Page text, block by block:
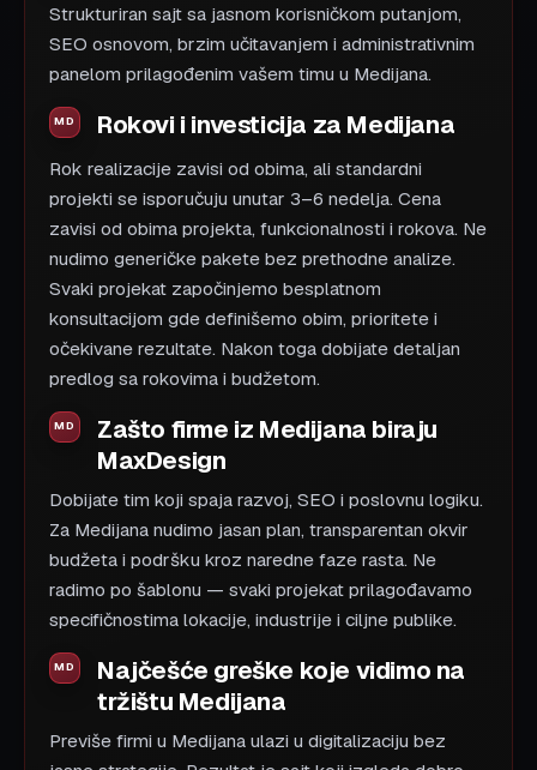
Strukturiran sajt sa jasnom korisničkom putanjom,
SEO osnovom, brzim učitavanjem i administrativnim
panelom prilagođenim vašem timu u Medijana.
Rokovi i investicija za Medijana
Rok realizacije zavisi od obima, ali standardni
projekti se isporučuju unutar 3–6 nedelja. Cena
zavisi od obima projekta, funkcionalnosti i rokova. Ne
nudimo generičke pakete bez prethodne analize.
Svaki projekat započinjemo besplatnom
konsultacijom gde definišemo obim, prioritete i
očekivane rezultate. Nakon toga dobijate detaljan
predlog sa rokovima i budžetom.
Zašto firme iz Medijana biraju
MaxDesign
Dobijate tim koji spaja razvoj, SEO i poslovnu logiku.
Za Medijana nudimo jasan plan, transparentan okvir
budžeta i podršku kroz naredne faze rasta. Ne
radimo po šablonu — svaki projekat prilagođavamo
specifičnostima lokacije, industrije i ciljne publike.
Najčešće greške koje vidimo na
tržištu Medijana
Previše firmi u Medijana ulazi u digitalizaciju bez